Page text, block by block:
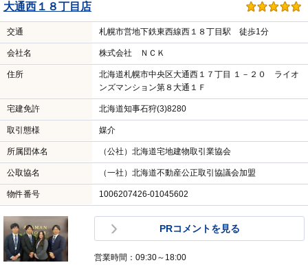
大通西１８丁目店
交通 札幌市営地下鉄東西線西１８丁目駅 徒歩1分
会社名 株式会社 ＮＣＫ
住所
北海道札幌市中央区大通西１７丁目 １－２０ ライオ
ンズマンション第８大通１Ｆ
宅建免許 北海道知事石狩(3)8280
取引態様 媒介
所属団体名 （公社）北海道宅地建物取引業協会
公取協名 （一社）北海道不動産公正取引協議会加盟
物件番号 1006207426-01045602
PRコメントを見る
営業時間：09:30～18:00